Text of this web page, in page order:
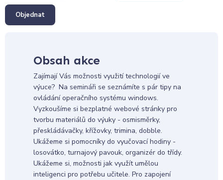
Objednat
Obsah akce
Zajímají Vás možnosti využití technologií ve
výuce? Na semináři se seznámíte s pár tipy na
ovládání operačního systému windows.
Vyzkoušíme si bezplatné webové stránky pro
tvorbu materiálů do výuky - osmisměrky,
přeskládávačky, křížovky, trimina, dobble.
Ukážeme si pomocníky do vyučovací hodiny -
losovátko, turnajový pavouk, organizér do třídy.
Ukážeme si, možnosti jak využít umělou
inteligenci pro potřebu učitele. Pro zapojení